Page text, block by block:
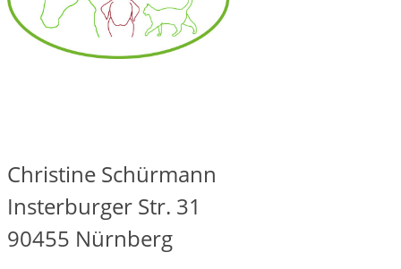
Christine Schürmann
Insterburger Str. 31
90455 Nürnberg